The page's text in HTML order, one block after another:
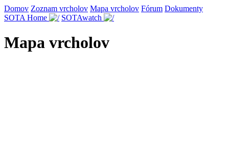
Domov Zoznam vrcholov Mapa vrcholov Fórum Dokumenty
SOTA Home
SOTAwatch
Mapa vrcholov